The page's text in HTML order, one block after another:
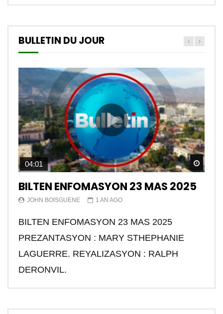
BULLETIN DU JOUR
04:01
BILTEN ENFOMASYON 23 MAS 2025
JOHN BOISGUENE 1 AN AGO
BILTEN ENFOMASYON 23 MAS 2025
PREZANTASYON : MARY STHEPHANIE
LAGUERRE. REYALIZASYON : RALPH
DERONVIL.